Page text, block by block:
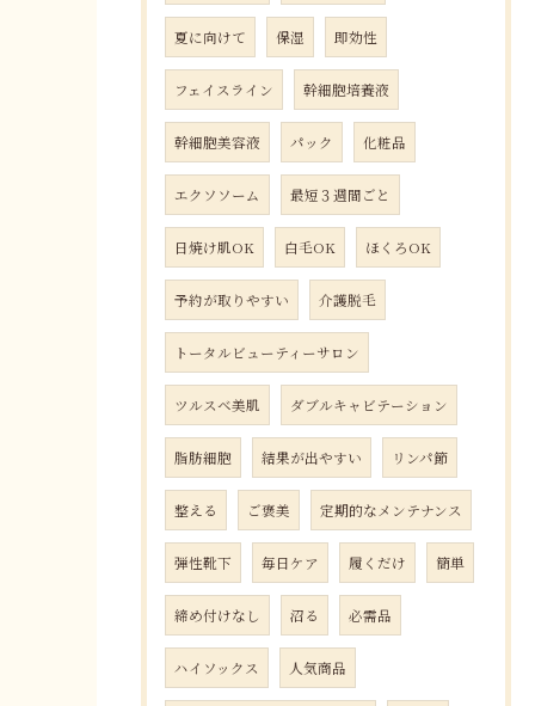
夏に向けて 保湿 即効性
フェイスライン 幹細胞培養液
幹細胞美容液 パック 化粧品
エクソソーム 最短３週間ごと
日焼け肌OK 白毛OK ほくろOK
予約が取りやすい 介護脱毛
トータルビューティーサロン
ツルスベ美肌 ダブルキャビテーション
脂肪細胞 結果が出やすい リンパ節
整える ご褒美 定期的なメンテナンス
弾性靴下 毎日ケア 履くだけ 簡単
締め付けなし 沼る 必需品
ハイソックス 人気商品